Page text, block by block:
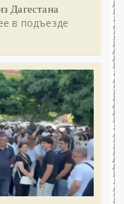
Дагестана
в подъезде